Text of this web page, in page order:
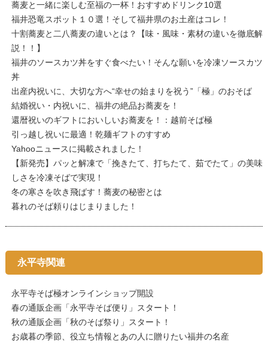
蕎麦と一緒に楽しむ至福の一杯！おすすめドリンク10選
福井恐竜スポット１０選！そして福井県のお土産はコレ！
十割蕎麦と二八蕎麦の違いとは？【味・風味・素材の違いを徹底解
説！！】
福井のソースカツ丼をすぐ食べたい！そんな願いを冷凍ソースカツ
丼
出産内祝いに、大切な方へ“幸せの始まりを祝う”「極」のおそば
結婚祝い・内祝いに、福井の絶品お蕎麦を！
還暦祝いのギフトにおいしいお蕎麦を！：越前そば極
引っ越し祝いに最適！乾麺ギフトのすすめ
Yahooニュースに掲載されました！
【新発売】パッと解凍で「挽きたて、打ちたて、茹でたて」の美味
しさを冷凍そばで実現！
冬の寒さを吹き飛ばす！蕎麦の秘密とは
暮れのそば頼りはじまりました！
永平寺関連
永平寺そば極オンラインショップ開設
春の通販企画「永平寺そば便り」スタート！
秋の通販企画「秋のそば祭り」スタート！
お歳暮の季節、役立ち情報とあの人に贈りたい福井の名産